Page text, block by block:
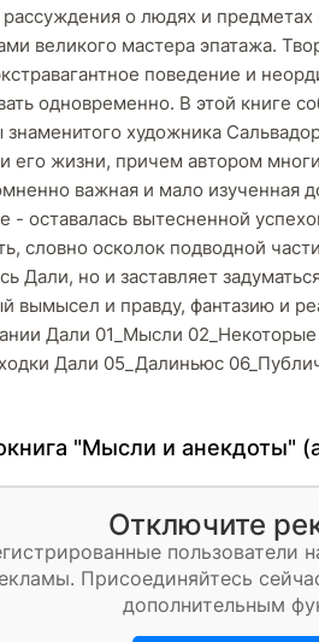
о людях и предметах
великого мастера эпатажа.
поведение и
одновременно. В этой книге
художника
его жизни, причем автором
важная и мало изученная
- оставалась вытесненной
словно осколок подводной
Дали, но и заставляет
вымысел и правду, фантазию и
Дали 01_Мысли
Дали 05_Далиньюс
"Мысли и анекдоты"
Отключите
пользователи
Присоединяйтесь
дополнительным